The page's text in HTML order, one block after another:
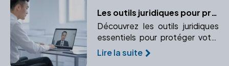
Les outils juridiques pour protéger l'entreprise et ses dirigeants
Découvrez les outils juridiques
essentiels pour protéger votre
entreprise et vos
responsabilités en tant que
Lire la suite